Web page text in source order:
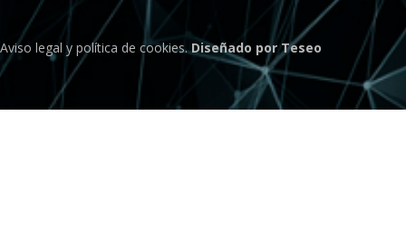
Aviso legal y política de cookies.Diseñado por Teseo